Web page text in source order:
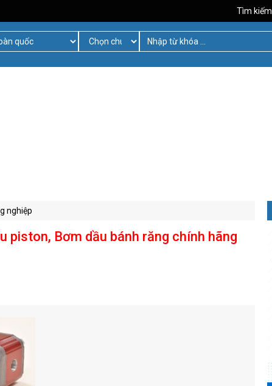
Tìm kiếm
nghiệp
piston, Bơm dầu bánh răng chính hãng